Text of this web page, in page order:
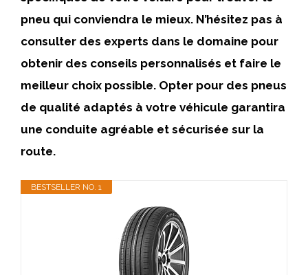
pneu qui conviendra le mieux. N’hésitez pas à
consulter des experts dans le domaine pour
obtenir des conseils personnalisés et faire le
meilleur choix possible. Opter pour des pneus
de qualité adaptés à votre véhicule garantira
une conduite agréable et sécurisée sur la
route.
BESTSELLER NO. 1